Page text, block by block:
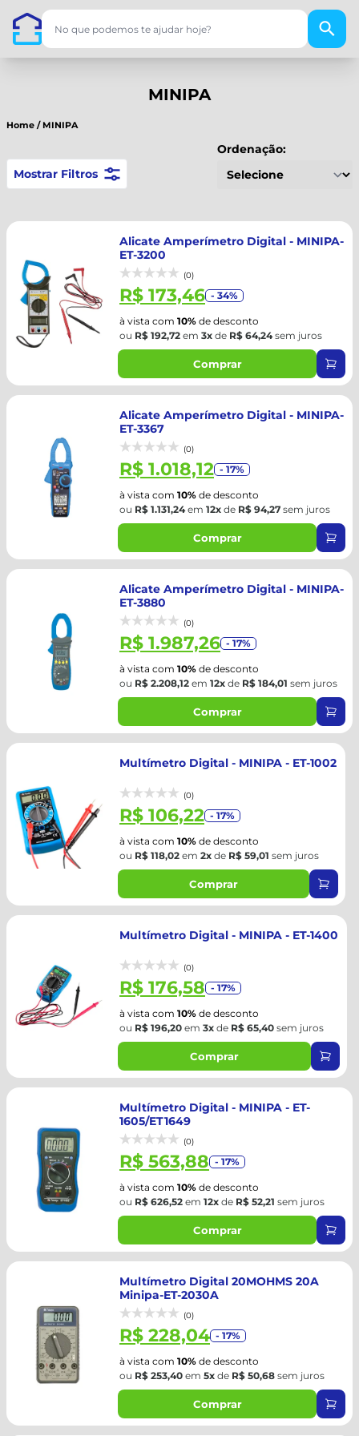
MINIPA
Home / MINIPA
Mostrar Filtros
Ordenação:
Alicate Amperímetro Digital - MINIPA-
ET-3200
(0)
R$ 173,46 - 34%
à vista com 10% de desconto
ou R$ 192,72 em 3x de R$ 64,24sem juros
Comprar
Alicate Amperímetro Digital - MINIPA-
ET-3367
(0)
R$ 1.018,12 - 17%
à vista com 10% de desconto
ou R$ 1.131,24em 12x de R$ 94,27 sem juros
Comprar
Alicate Amperímetro Digital - MINIPA-
ET-3880
(0)
R$ 1.987,26 - 17%
à vista com 10% de desconto
ou R$ 2.208,12 em 12x de R$ 184,01 sem juros
Comprar
Multímetro Digital - MINIPA - ET-1002
(0)
R$ 106,22 - 17%
à vista com 10% de desconto
ou R$ 118,02 em 2x de R$ 59,01 sem juros
Comprar
Multímetro Digital - MINIPA - ET-1400
(0)
R$ 176,58 - 17%
à vista com 10% de desconto
ou R$ 196,20 em 3x de R$ 65,40 sem juros
Comprar
Multímetro Digital - MINIPA - ET-
1605/ET1649
(0)
R$ 563,88 - 17%
à vista com 10% de desconto
ou R$ 626,52 em 12x de R$ 52,21 sem juros
Comprar
Multímetro Digital 20MOHMS 20A
Minipa-ET-2030A
(0)
R$ 228,04 - 17%
à vista com 10% de desconto
ou R$ 253,40 em 5x de R$ 50,68 sem juros
Comprar